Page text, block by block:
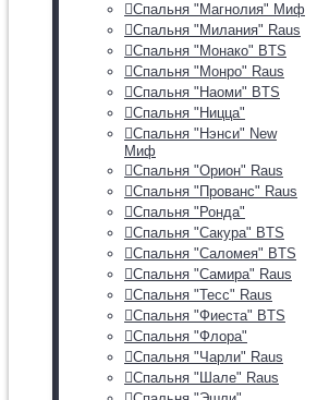
Спальня "Магнолия" Миф
Спальня "Милания" Raus
Спальня "Монако" BTS
Спальня "Монро" Raus
Спальня "Наоми" BTS
Спальня "Ницца"
Спальня "Нэнси" New
Миф
Спальня "Орион" Raus
Спальня "Прованс" Raus
Спальня "Ронда"
Спальня "Сакура" BTS
Спальня "Саломея" BTS
Спальня "Самира" Raus
Спальня "Тесс" Raus
Спальня "Фиеста" BTS
Спальня "Флора"
Спальня "Чарли" Raus
Спальня "Шале" Raus